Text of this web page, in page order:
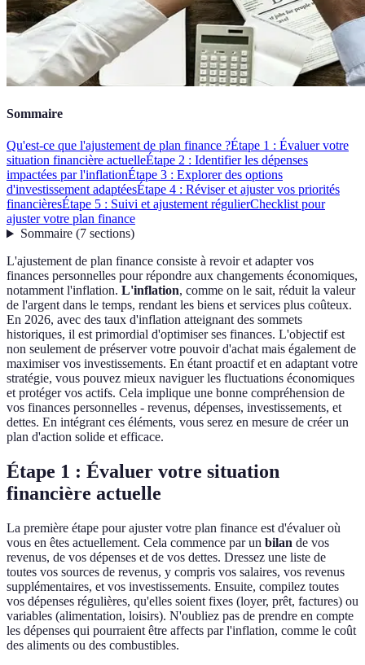
Sommaire
Qu'est-ce que l'ajustement de plan finance ?Étape 1 : Évaluer votre
situation financière actuelleÉtape 2 : Identifier les dépenses
impactées par l'inflationÉtape 3 : Explorer des options
d'investissement adaptéesÉtape 4 : Réviser et ajuster vos priorités
financièresÉtape 5 : Suivi et ajustement régulierChecklist pour
ajuster votre plan finance
Sommaire(7 sections)
L'ajustement de plan finance consiste à revoir et adapter vos
finances personnelles pour répondre aux changements économiques,
notamment l'inflation. L'inflation, comme on le sait, réduit la valeur
de l'argent dans le temps, rendant les biens et services plus coûteux.
En 2026, avec des taux d'inflation atteignant des sommets
historiques, il est primordial d'optimiser ses finances. L'objectif est
non seulement de préserver votre pouvoir d'achat mais également de
maximiser vos investissements. En étant proactif et en adaptant votre
stratégie, vous pouvez mieux naviguer les fluctuations économiques
et protéger vos actifs. Cela implique une bonne compréhension de
vos finances personnelles - revenus, dépenses, investissements, et
dettes. En intégrant ces éléments, vous serez en mesure de créer un
plan d'action solide et efficace.
Étape 1 : Évaluer votre situation
financière actuelle
La première étape pour ajuster votre plan finance est d'évaluer où
vous en êtes actuellement. Cela commence par un bilan de vos
revenus, de vos dépenses et de vos dettes. Dressez une liste de
toutes vos sources de revenus, y compris vos salaires, vos revenus
supplémentaires, et vos investissements. Ensuite, compilez toutes
vos dépenses régulières, qu'elles soient fixes (loyer, prêt, factures) ou
variables (alimentation, loisirs). N'oubliez pas de prendre en compte
les dépenses qui pourraient être affects par l'inflation, comme le coût
des aliments ou des combustibles.